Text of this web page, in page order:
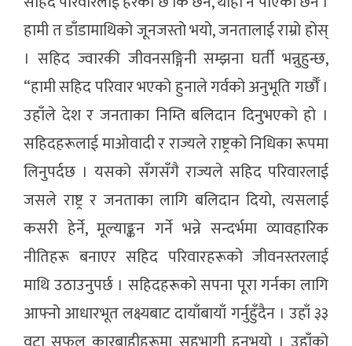
हामी त डाँडामाथिको जूनजस्तो भयो, जनतालाई राम्रो होस्
। सहिद ज्वारकी जीवनसङ्गिनी सम्झना घर्ती भन्नुहुन्छ,
“हामी सहिद परिवार भएको हुनाले गर्वको अनुभूति गर्छौँ ।
उहाँले देश र जनताका निम्ति बलिदान दिनुभएको हो ।
सहिदहरूलाई माओवादी र राज्यले राष्ट्रको निधिका रूपमा
लिनुपर्दछ । यसको सँगसँगै राज्यले सहिद परिवारलाई
जसले राष्ट्र र जनताका लागि बलिदान दियो, त्यसलाई
कसरी हेर्ने, मूल्याङ्कन गर्ने भन्ने सन्दर्भमा व्यावहारिक
नीतिहरू बनाएर सहिद परिवारहरूको जीवनस्तरलाई
माथि उठाउनुपर्छ । सहिदहरूको सपना पूरा गर्नका लागि
आफ्नो आधारभूत लक्ष्यबाट दायाँबायाँ गर्नुहुँदैन । उहाँ ३३